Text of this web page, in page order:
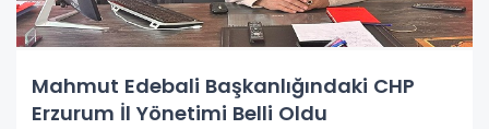
Mahmut Edebali Başkanlığındaki CHP
Erzurum İl Yönetimi Belli Oldu